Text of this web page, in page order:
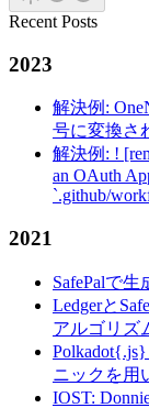
Recent Posts
2023
解決例:
号に変換さ
解決例: !
an OAuth
`.github/
2021
SafePalで
Ledgerと
アルゴリズ
Polkadot{.js}
ニックを用
IOST: